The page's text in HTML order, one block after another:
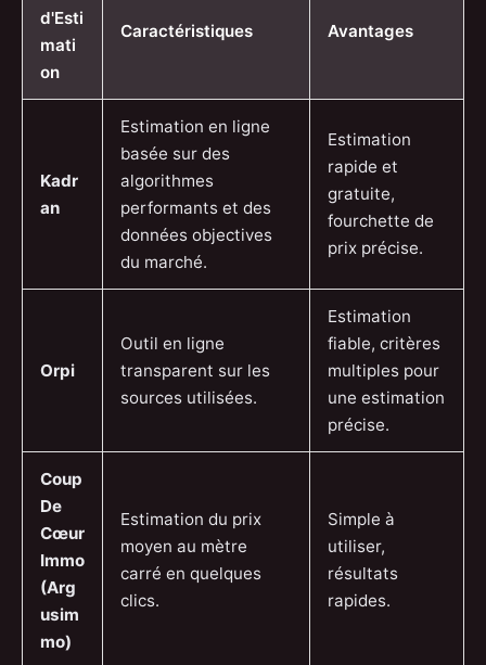
d'Esti
mati
on
Caractéristiques Avantages
Kadr
an
Estimation en ligne
basée sur des
algorithmes
performants et des
données objectives
du marché.
Estimation
rapide et
gratuite,
fourchette de
prix précise.
Orpi
Outil en ligne
transparent sur les
sources utilisées.
Estimation
fiable, critères
multiples pour
une estimation
précise.
Coup
De
Cœur
Immo
(Arg
usim
mo)
Estimation du prix
moyen au mètre
carré en quelques
clics.
Simple à
utiliser,
résultats
rapides.